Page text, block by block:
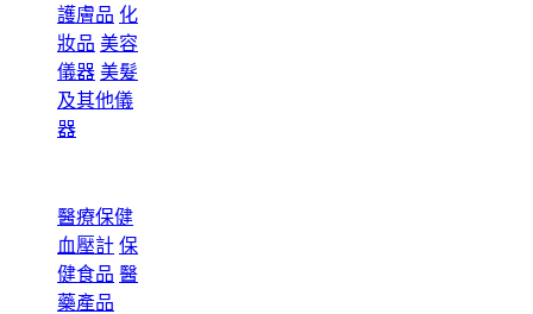
護膚品 化
妝品 美容
儀器 美髮
及其他儀
器
醫療保健
血壓計 保
健食品 醫
藥產品